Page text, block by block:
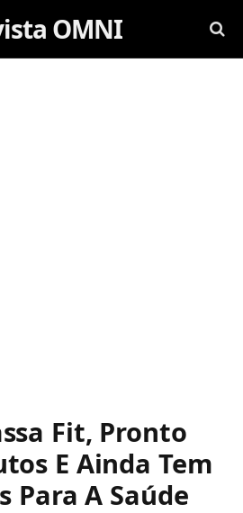
OMNI
Fit, Pronto
E Ainda Tem
Para A Saúde